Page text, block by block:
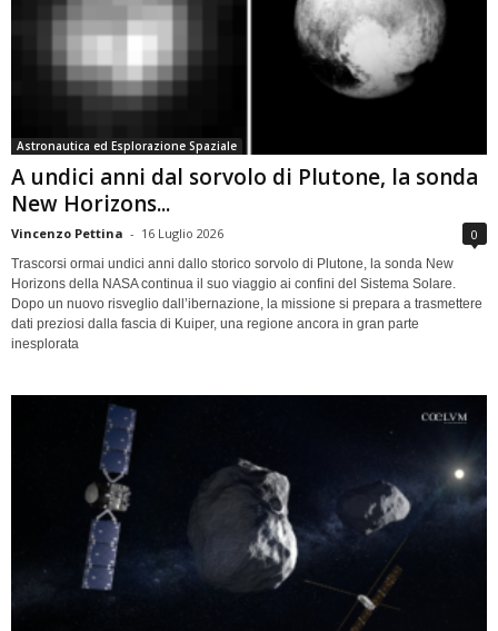
Astronautica ed Esplorazione Spaziale
A undici anni dal sorvolo di Plutone, la sonda
New Horizons...
Vincenzo Pettina - 16 Luglio 2026 0
Trascorsi ormai undici anni dallo storico sorvolo di Plutone, la sonda New
Horizons della NASA continua il suo viaggio ai confini del Sistema Solare.
Dopo un nuovo risveglio dall’ibernazione, la missione si prepara a trasmettere
dati preziosi dalla fascia di Kuiper, una regione ancora in gran parte
inesplorata